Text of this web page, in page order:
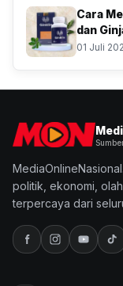
Cara
dan
01 Juli
politik, ekonomi,
terpercaya dari